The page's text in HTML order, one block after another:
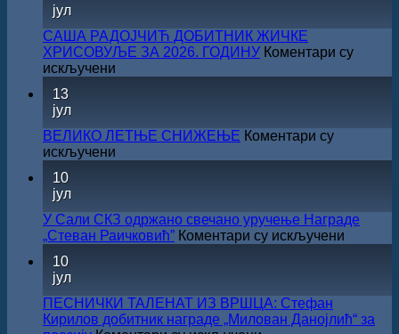
конкурса
Министарства
културе
за
издања
на
српском
јул
САША РАДОЈЧИЋ ДОБИТНИК ЖИЧКЕ
ХРИСОВУЉЕ ЗА 2026. ГОДИНУ Коментари су
искључени
ЖИЧКЕ
ХРИСОВУЉЕ
ЗА
13
јул
ВЕЛИКО ЛЕТЊЕ СНИЖЕЊЕ Коментари су
искључени
10
јул
У Сали СКЗ одржано свечано уручење Награде
„Стеван Раичковић” Коментари су искључени
свечано
10
јул
ПЕСНИЧКИ ТАЛЕНАТ ИЗ ВРШЦА: Стефан
Кирилов добитник награде „Милован Данојлић“ за